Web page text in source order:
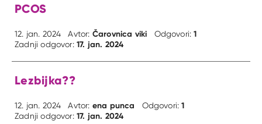
PCOS
12. jan. 2024 Avtor: Čarovnica viki Odgovori:1
Zadnji odgovor:17. jan. 2024
Lezbijka??
12. jan. 2024 Avtor: ena punca Odgovori:1
Zadnji odgovor:17. jan. 2024